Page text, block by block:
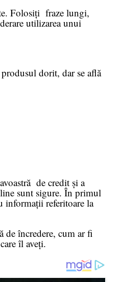
Folosiți fraze lungi,
utilizarea unui
dorit, dar se află
de credit și a
sunt sigure. În primul
referitoare la
de încredere, cum ar fi
îl aveți.